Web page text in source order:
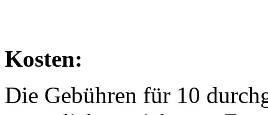
Kosten:
Die Gebühren für 10